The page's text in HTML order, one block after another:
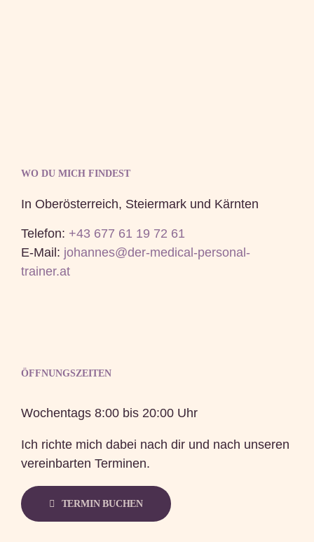
WO DU MICH FINDEST
In Oberösterreich, Steiermark und Kärnten
Telefon: +43 677 61 19 72 61
E-Mail: johannes@der-medical-personal-
trainer.at
ÖFFNUNGSZEITEN
Wochentags 8:00 bis 20:00 Uhr
Ich richte mich dabei nach dir und nach unseren
vereinbarten Terminen.
TERMIN BUCHEN